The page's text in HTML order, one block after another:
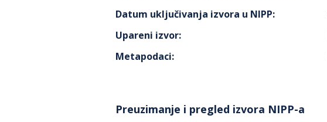
Datum uključivanja izvora u NIPP:
Upareni izvor:
Metapodaci:
Preuzimanje i pregled izvora NIPP-a